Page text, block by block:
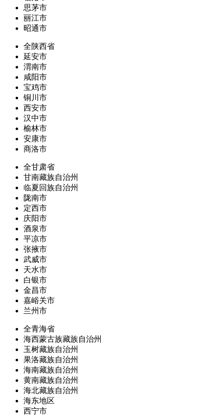
思茅市
丽江市
昭通市
全陕西省
延安市
渭南市
咸阳市
宝鸡市
铜川市
西安市
汉中市
榆林市
安康市
商洛市
全甘肃省
甘南藏族自治州
临夏回族自治州
陇南市
定西市
庆阳市
酒泉市
平凉市
张掖市
武威市
天水市
白银市
金昌市
嘉峪关市
兰州市
全青海省
海西蒙古族藏族自治州
玉树藏族自治州
果洛藏族自治州
海南藏族自治州
黄南藏族自治州
海北藏族自治州
海东地区
西宁市